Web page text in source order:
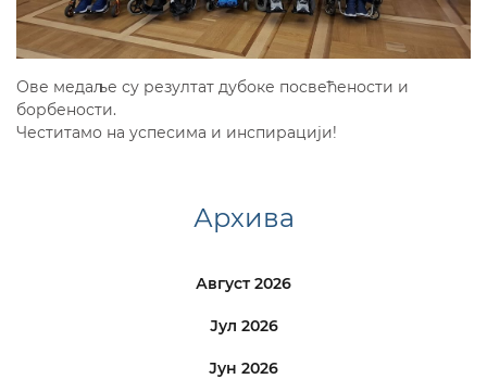
Ове медаље су резултат дубоке посвећености и
борбености.
Честитамо на успесима и инспирацији!
Архива
Август 2026
Јул 2026
Јун 2026